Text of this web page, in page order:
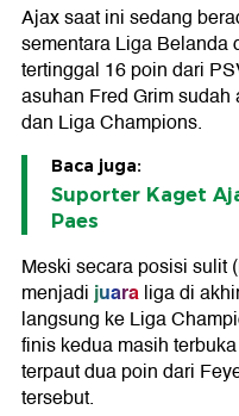
Ajax saat ini sedang
sementara Liga Belanda
tertinggal 16 poin dari
asuhan Fred Grim
dan Liga Champions.
Baca juga:
Suporter Kaget
Paes
Meski secara posisi sulit
menjadijuaraliga di
langsung ke Liga
finis kedua masih
terpaut dua poin dari
tersebut.